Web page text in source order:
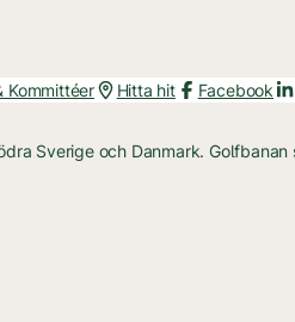
Kommittéer Hitta hit Facebook
Sverige och Danmark.